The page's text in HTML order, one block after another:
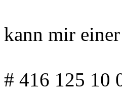
kann mir
# 416 125 10